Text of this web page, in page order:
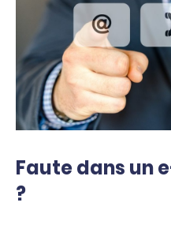
Faute dans un
?